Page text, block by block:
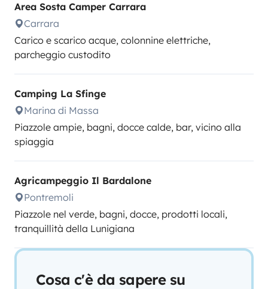
Area Sosta Camper Carrara
Carrara
Carico e scarico acque, colonnine elettriche,
parcheggio custodito
Camping La Sfinge
Marina di Massa
Piazzole ampie, bagni, docce calde, bar, vicino alla
spiaggia
Agricampeggio Il Bardalone
Pontremoli
Piazzole nel verde, bagni, docce, prodotti locali,
tranquillità della Lunigiana
Cosa c'è da sapere su